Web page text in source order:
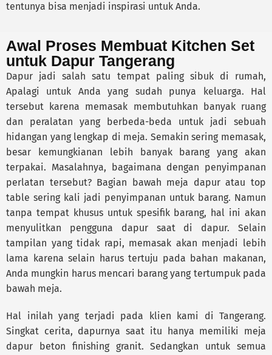
tentunya bisa menjadi inspirasi untuk Anda.
Awal Proses Membuat Kitchen Set
untuk Dapur Tangerang
Dapur jadi salah satu tempat paling sibuk di rumah,
Apalagi untuk Anda yang sudah punya keluarga. Hal
tersebut karena memasak membutuhkan banyak ruang
dan peralatan yang berbeda-beda untuk jadi sebuah
hidangan yang lengkap di meja. Semakin sering memasak,
besar kemungkianan lebih banyak barang yang akan
terpakai. Masalahnya, bagaimana dengan penyimpanan
perlatan tersebut? Bagian bawah meja dapur atau top
table sering kali jadi penyimpanan untuk barang. Namun
tanpa tempat khusus untuk spesifik barang, hal ini akan
menyulitkan pengguna dapur saat di dapur. Selain
tampilan yang tidak rapi, memasak akan menjadi lebih
lama karena selain harus tertuju pada bahan makanan,
Anda mungkin harus mencari barang yang tertumpuk pada
bawah meja.
Hal inilah yang terjadi pada klien kami di Tangerang.
Singkat cerita, dapurnya saat itu hanya memiliki meja
dapur beton finishing granit. Sedangkan untuk semua